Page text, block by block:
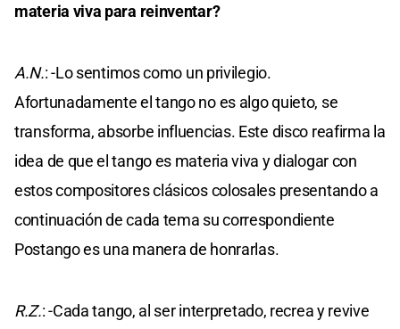
materia viva para reinventar?
A.N.: -Lo sentimos como un privilegio.
Afortunadamente el tango no es algo quieto, se
transforma, absorbe influencias. Este disco reafirma la
idea de que el tango es materia viva y dialogar con
estos compositores clásicos colosales presentando a
continuación de cada tema su correspondiente
Postango es una manera de honrarlas.
R.Z.: -Cada tango, al ser interpretado, recrea y revive